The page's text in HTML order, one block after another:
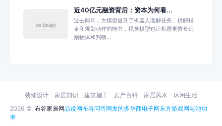
近40亿元融资背后：资本为何看...
过去两年，大模型提升了机器人理解任务、拆解指
令和规划动作的能力，视觉模型也让机器更擅长识
别物体和判断...
2026 © 布谷家居网品说网布谷问答网发的多华商电子网东方游戏网电池功
率
装修设计 家居知识 建筑施工 房产百科 家居风水 休闲生活